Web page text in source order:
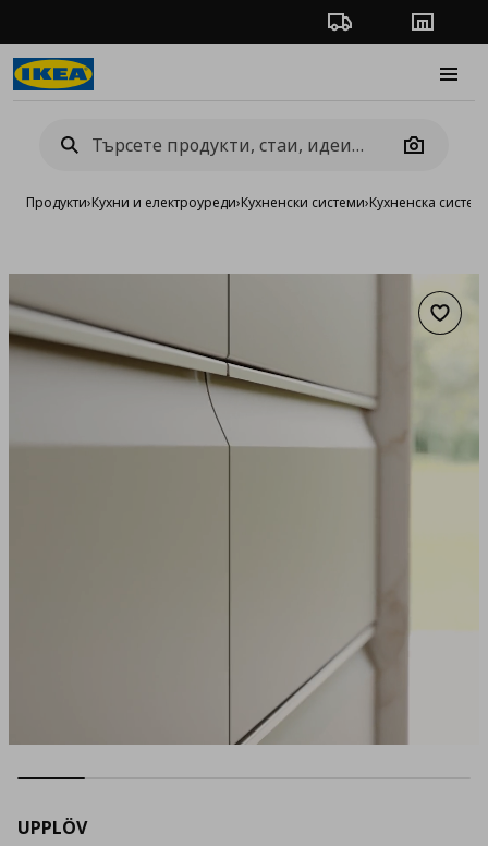
Проследяване на
Camera
Продукти›Кухни и електроуреди›Кухненски системи›Кухненска
UPPLÖV